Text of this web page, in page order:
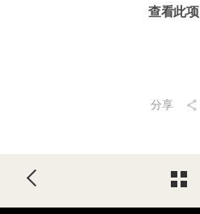
查看此项
分享